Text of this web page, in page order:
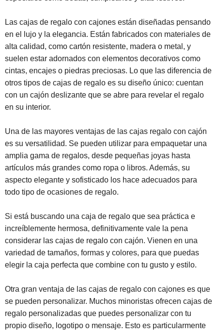
Las cajas de regalo con cajones están diseñadas pensando
en el lujo y la elegancia. Están fabricados con materiales de
alta calidad, como cartón resistente, madera o metal, y
suelen estar adornados con elementos decorativos como
cintas, encajes o piedras preciosas. Lo que las diferencia de
otros tipos de cajas de regalo es su diseño único: cuentan
con un cajón deslizante que se abre para revelar el regalo
en su interior.
Una de las mayores ventajas de las cajas regalo con cajón
es su versatilidad. Se pueden utilizar para empaquetar una
amplia gama de regalos, desde pequeñas joyas hasta
artículos más grandes como ropa o libros. Además, su
aspecto elegante y sofisticado los hace adecuados para
todo tipo de ocasiones de regalo.
Si está buscando una caja de regalo que sea práctica e
increíblemente hermosa, definitivamente vale la pena
considerar las cajas de regalo con cajón. Vienen en una
variedad de tamaños, formas y colores, para que puedas
elegir la caja perfecta que combine con tu gusto y estilo.
Otra gran ventaja de las cajas de regalo con cajones es que
se pueden personalizar. Muchos minoristas ofrecen cajas de
regalo personalizadas que puedes personalizar con tu
propio diseño, logotipo o mensaje. Esto es particularmente